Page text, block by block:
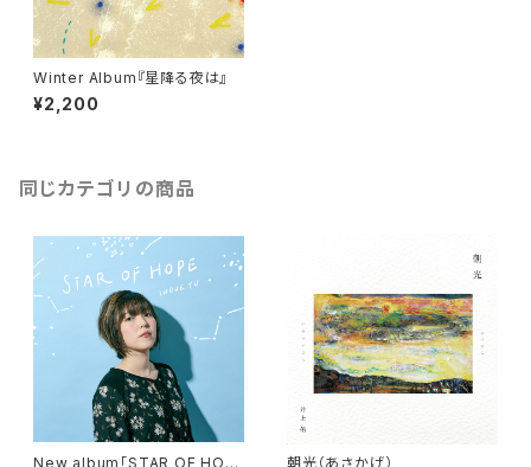
Winter Album『星降る夜は』
¥2,200
同じカテゴリの商品
New album「STAR OF HOP 朝光（あさかげ）